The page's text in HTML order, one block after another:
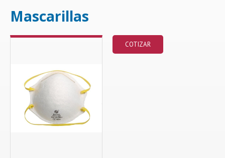
Mascarillas
COTIZAR